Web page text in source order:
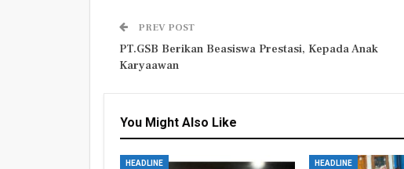
PREV POST
PT.GSB Berikan Beasiswa Prestasi, Kepada Anak
Karyaawan
You Might Also Like
HEADLINE HEADLINE